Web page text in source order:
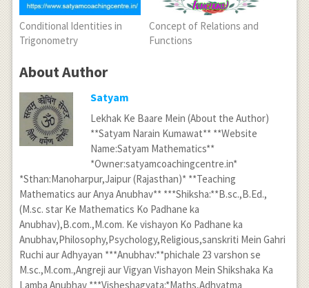
Conditional Identities in
Trigonometry
Concept of Relations and
Functions
About Author
Satyam
Lekhak Ke Baare Mein (About the Author)
**Satyam Narain Kumawat** **Website
Name:Satyam Mathematics**
*Owner:satyamcoachingcentre.in*
*Sthan:Manoharpur,Jaipur (Rajasthan)* **Teaching
Mathematics aur Anya Anubhav** ***Shiksha:**B.sc.,B.Ed.,
(M.sc. star Ke Mathematics Ko Padhane ka
Anubhav),B.com.,M.com. Ke vishayon Ko Padhane ka
Anubhav,Philosophy,Psychology,Religious,sanskriti Mein Gahri
Ruchi aur Adhyayan ***Anubhav:**phichale 23 varshon se
M.sc.,M.com.,Angreji aur Vigyan Vishayon Mein Shikshaka Ka
Lamba Anubhav ***Visheshagyata:*Maths,Adhyatma